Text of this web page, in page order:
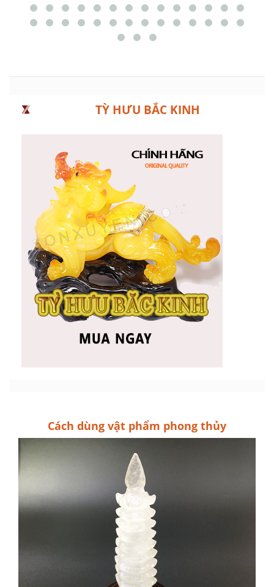
TỲ HƯU BẮC KINH
Cách dùng vật phẩm phong thủy